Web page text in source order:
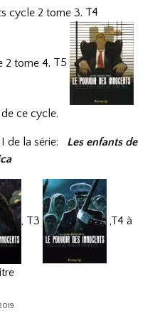
, T4
​​, T5
ce cycle.
de la série:
Les enfants de
, T3 ,T4 à